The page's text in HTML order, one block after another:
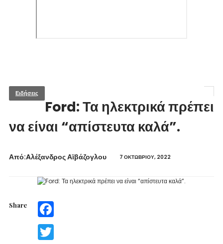
Ειδήσεις
Ford: Τα ηλεκτρικά πρέπει
να είναι “απίστευτα καλά”.
Από:Aλέξανδρος Αϊβάζογλου 7 ΟΚΤΩΒΡΊΟΥ, 2022
Share Facebook
Twitter